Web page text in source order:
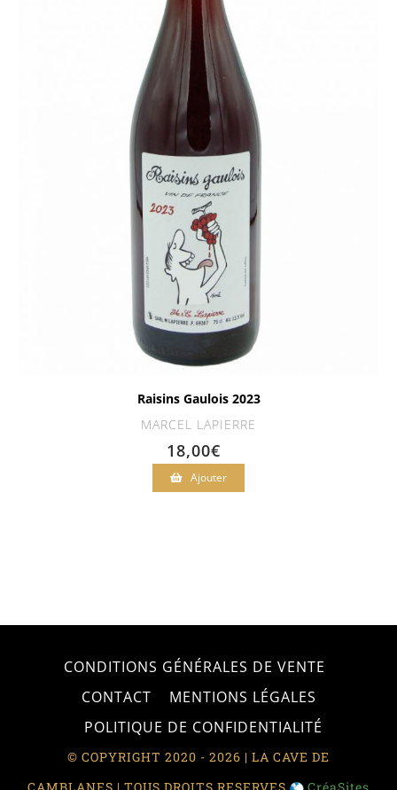
Raisins Gaulois 2023
MARCEL LAPIERRE
18,00€
Ajouter
CONDITIONS GÉNÉRALES DE VENTE
CONTACT
MENTIONS LÉGALES
POLITIQUE DE CONFIDENTIALITÉ
© COPYRIGHT 2020 - 2026 | LA CAVE DE